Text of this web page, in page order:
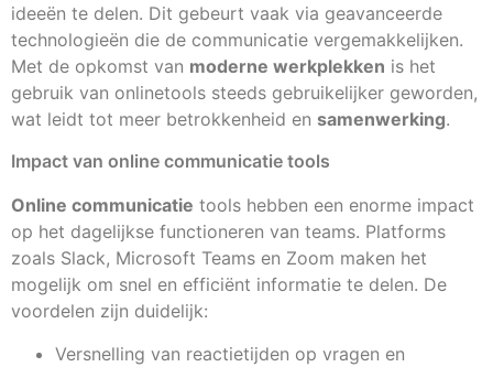
ideeën te delen. Dit gebeurt vaak via geavanceerde
technologieën die de communicatie vergemakkelijken.
Met de opkomst van moderne werkplekken is het
gebruik van onlinetools steeds gebruikelijker geworden,
wat leidt tot meer betrokkenheid en samenwerking.
Impact van online communicatie tools
Online communicatie tools hebben een enorme impact
op het dagelijkse functioneren van teams. Platforms
zoals Slack, Microsoft Teams en Zoom maken het
mogelijk om snel en efficiënt informatie te delen. De
voordelen zijn duidelijk:
Versnelling van reactietijden op vragen en